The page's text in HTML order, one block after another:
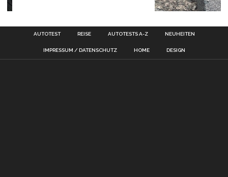
AUTOTEST REISE AUTOTESTS A-Z NEUHEITEN
IMPRESSUM / DATENSCHUTZ HOME DESIGN